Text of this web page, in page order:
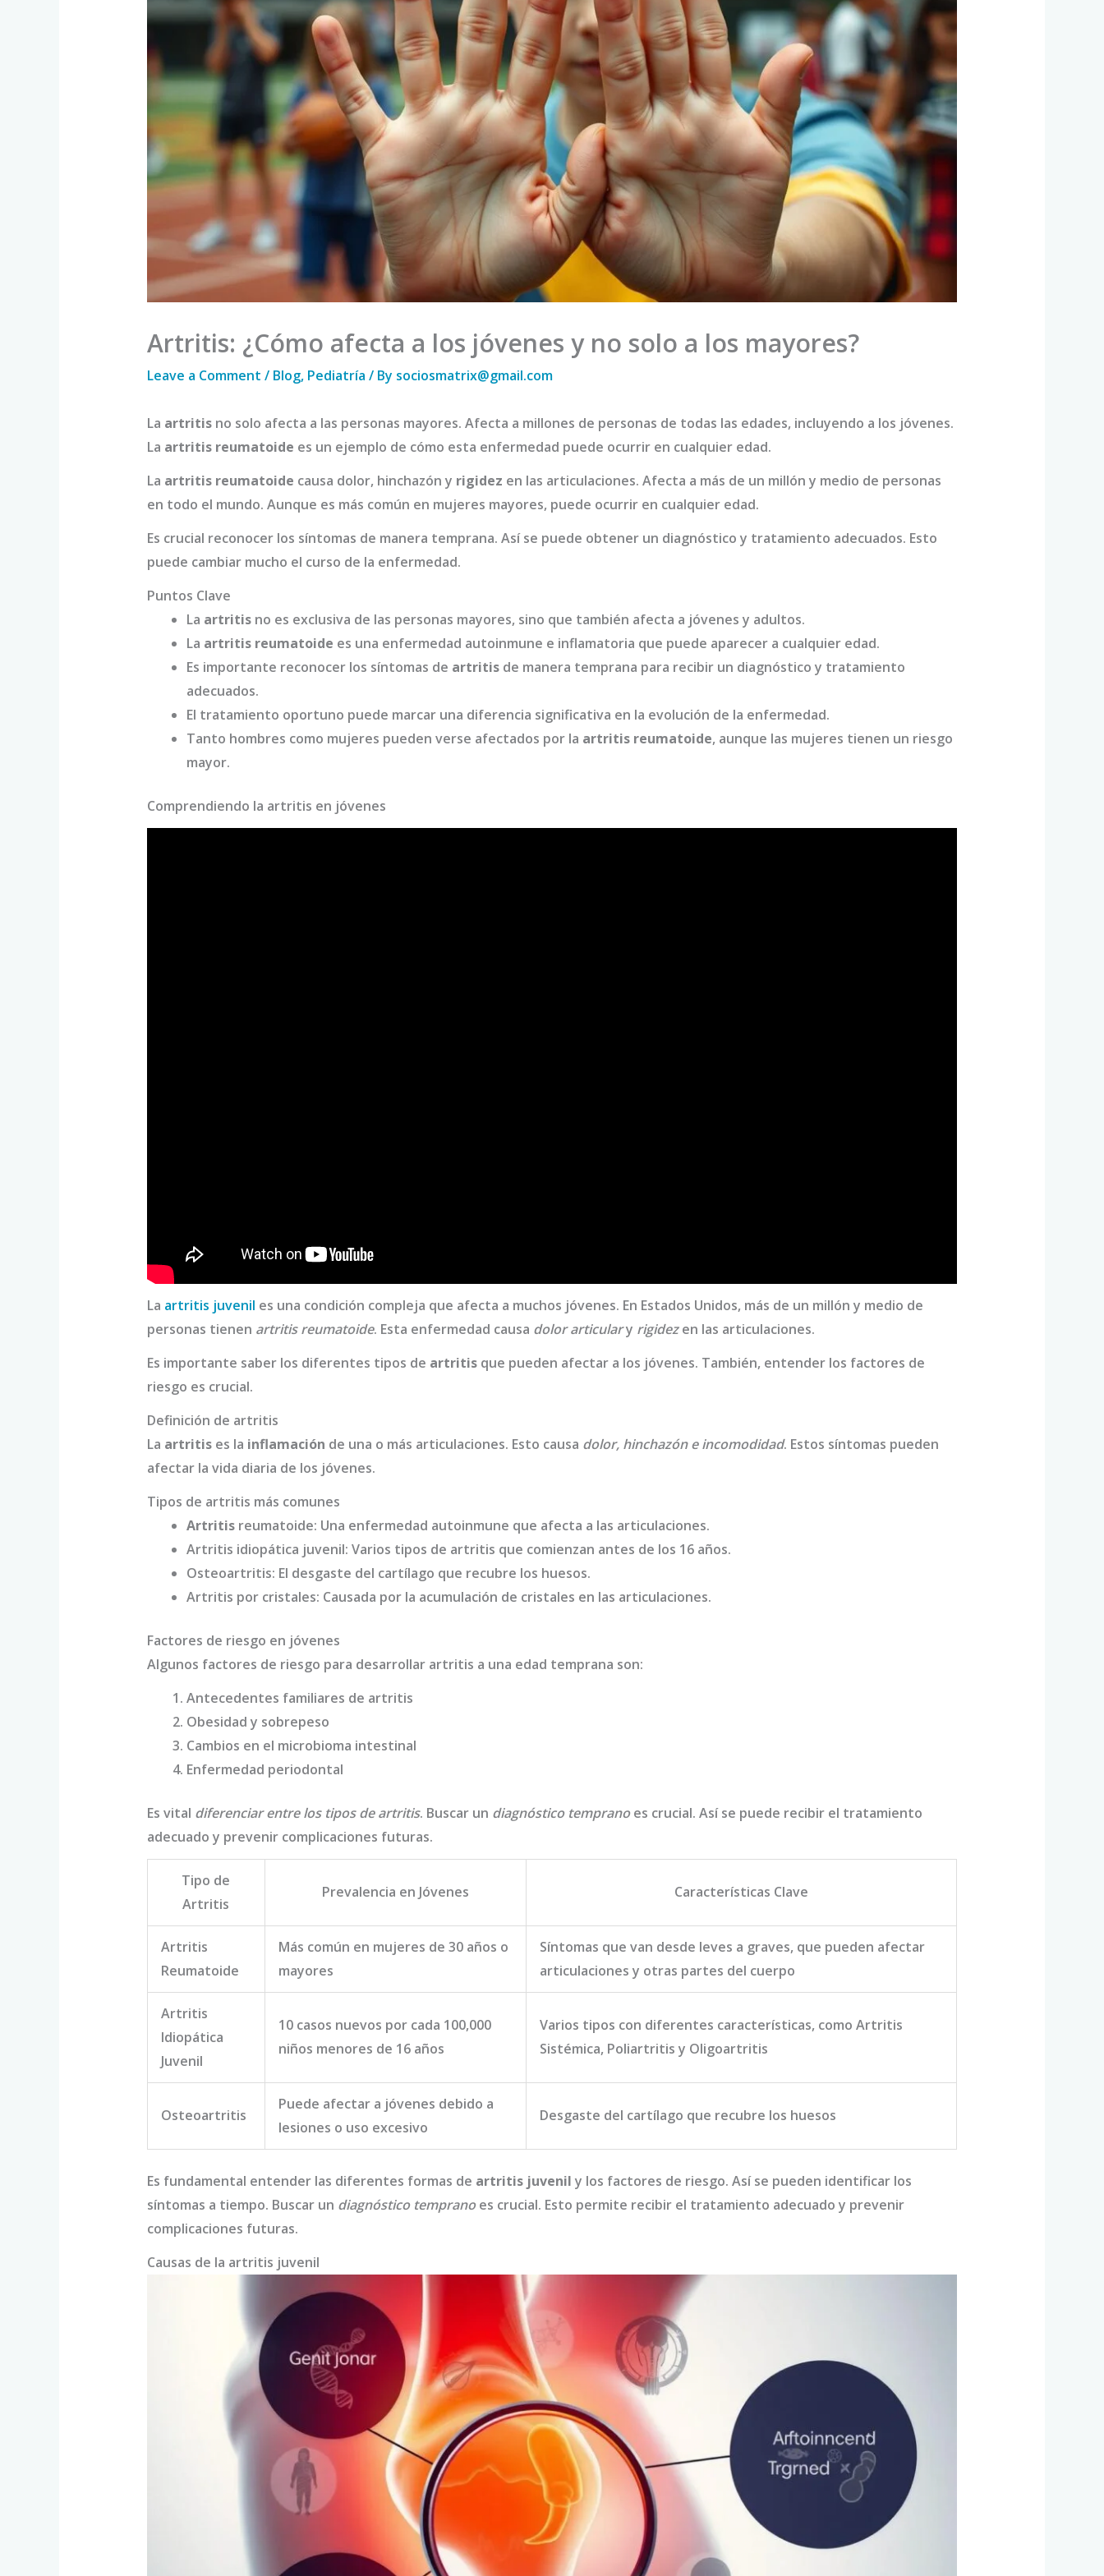
Artritis: ¿Cómo afecta a los jóvenes y no solo a los mayores?
Leave a Comment / Blog, Pediatría / By sociosmatrix@gmail.com
La artritisno solo afecta a las personas mayores. Afecta a millones de personas de todas las edades, incluyendo a los jóvenes.
La artritis reumatoide es un ejemplo de cómo esta enfermedad puede ocurrir en cualquier edad.
La artritis reumatoide causa dolor, hinchazón y rigidez en las articulaciones. Afecta a más de un millón y medio de personas
en todo el mundo. Aunque es más común en mujeres mayores, puede ocurrir en cualquier edad.
Es crucial reconocer los síntomas de manera temprana. Así se puede obtener un diagnóstico y tratamiento adecuados. Esto
puede cambiar mucho el curso de la enfermedad.
Puntos Clave
La artritisno es exclusiva de las personas mayores, sino que también afecta a jóvenes y adultos.
La artritis reumatoide es una enfermedad autoinmune e inflamatoria que puede aparecer a cualquier edad.
Es importante reconocer los síntomas de artritisde manera temprana para recibir un diagnóstico y tratamiento
adecuados.
El tratamiento oportuno puede marcar una diferencia significativa en la evolución de la enfermedad.
Tanto hombres como mujeres pueden verse afectados por la artritis reumatoide, aunque las mujeres tienen un riesgo
mayor.
Comprendiendo la artritis en jóvenes
La artritis juvenil es una condición compleja que afecta a muchos jóvenes. En Estados Unidos, más de un millón y medio de
personas tienen artritis reumatoide. Esta enfermedad causa dolor articulary rigidezen las articulaciones.
Es importante saber los diferentes tipos de artritisque pueden afectar a los jóvenes. También, entender los factores de
riesgo es crucial.
Definición de artritis
La artritises la inflamación de una o más articulaciones. Esto causa dolor, hinchazón e incomodidad. Estos síntomas pueden
afectar la vida diaria de los jóvenes.
Tipos de artritis más comunes
Artritisreumatoide: Una enfermedad autoinmune que afecta a las articulaciones.
Artritis idiopática juvenil: Varios tipos de artritis que comienzan antes de los 16 años.
Osteoartritis: El desgaste del cartílago que recubre los huesos.
Artritis por cristales: Causada por la acumulación de cristales en las articulaciones.
Factores de riesgo en jóvenes
Algunos factores de riesgo para desarrollar artritis a una edad temprana son:
Antecedentes familiares de artritis
Obesidad y sobrepeso
Cambios en el microbioma intestinal
Enfermedad periodontal
Es vital diferenciar entre los tipos de artritis. Buscar un diagnóstico tempranoes crucial. Así se puede recibir el tratamiento
adecuado y prevenir complicaciones futuras.
Tipo de
Artritis
Prevalencia en Jóvenes Características Clave
Artritis
Reumatoide
Más común en mujeres de 30 años o
mayores
Síntomas que van desde leves a graves, que pueden afectar
articulaciones y otras partes del cuerpo
Artritis
Idiopática
Juvenil
10 casos nuevos por cada 100,000
niños menores de 16 años
Varios tipos con diferentes características, como Artritis
Sistémica, Poliartritis y Oligoartritis
Osteoartritis
Puede afectar a jóvenes debido a
lesiones o uso excesivo
Desgaste del cartílago que recubre los huesos
Es fundamental entender las diferentes formas de artritis juvenil y los factores de riesgo. Así se pueden identificar los
síntomas a tiempo. Buscar un diagnóstico tempranoes crucial. Esto permite recibir el tratamiento adecuado y prevenir
complicaciones futuras.
Causas de la artritis juvenil